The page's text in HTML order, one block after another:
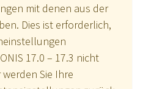
mit denen aus der
Dies ist erforderlich,
17.0 – 17.3 nicht
Sie Ihre